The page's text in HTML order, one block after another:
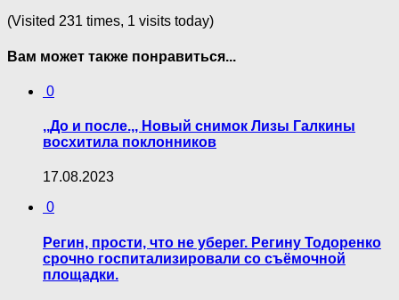
(Visited 231 times, 1 visits today)
Вам может также понравиться...
0
,,До и после.,, Новый снимок Лизы Галкины
восхитила поклонников
17.08.2023
0
Регин, прости, что не уберег. Регину Тодоренко
срочно госпитализировали со съёмочной
площадки.